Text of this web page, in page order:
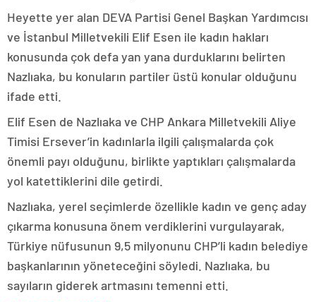
Heyette yer alan DEVA Partisi Genel Başkan Yardımcısı
ve İstanbul Milletvekili Elif Esen ile kadın hakları
konusunda çok defa yan yana durduklarını belirten
Nazlıaka, bu konuların partiler üstü konular olduğunu
ifade etti.
Elif Esen de Nazlıaka ve CHP Ankara Milletvekili Aliye
Timisi Ersever’in kadınlarla ilgili çalışmalarda çok
önemli payı olduğunu, birlikte yaptıkları çalışmalarda
yol katettiklerini dile getirdi.
Nazlıaka, yerel seçimlerde özellikle kadın ve genç aday
çıkarma konusuna önem verdiklerini vurgulayarak,
Türkiye nüfusunun 9,5 milyonunu CHP’li kadın belediye
başkanlarının yöneteceğini söyledi. Nazlıaka, bu
sayıların giderek artmasını temenni etti.